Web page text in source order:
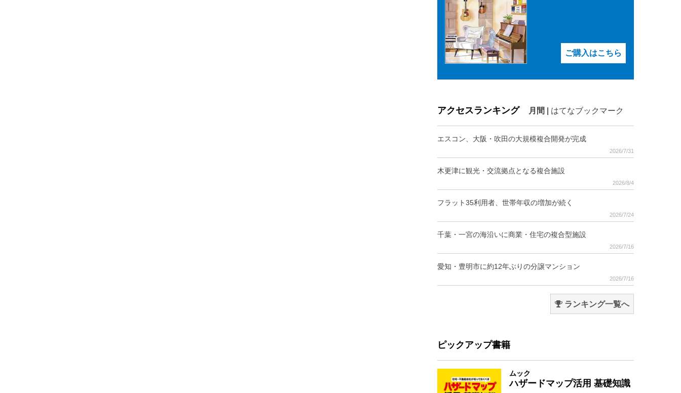
ご購入はこちら
アクセスランキング 月間 はてなブックマーク
エスコン、大阪・吹田の大規模複合開発が完成
2026/7/31
木更津に観光・交流拠点となる複合施設
2026/8/4
フラット35利用者、世帯年収の増加が続く
2026/7/24
千葉・一宮の海沿いに商業・住宅の複合型施設
2026/7/16
愛知・豊明市に約12年ぶりの分譲マンション
2026/7/16
ランキング一覧へ
ピックアップ書籍
ムック
ハザードマップ活用 基礎知識